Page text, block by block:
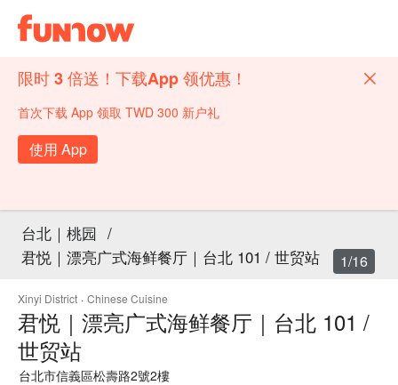
限时 3 倍送！下载App 领优惠！
首次下载 App 领取 TWD 300 新户礼
使用 App
台北｜桃园 /
君悦｜漂亮广式海鲜餐厅｜台北 101 / 世贸站
Xinyi District · Chinese Cuisine
君悦｜漂亮广式海鲜餐厅｜台北 101 /
世贸站
台北市信義區松壽路2號2樓
1/16